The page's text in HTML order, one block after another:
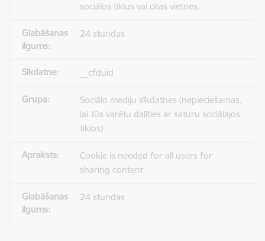
sociālos tīklus vai citas vietnes.
24 stundas
__cfduid
Sociālo mediju sīkdatnes (nepieciešamas,
lai Jūs varētu dalīties ar saturu sociālajos
tīklos)
Cookie is needed for all users for
sharing content
24 stundas